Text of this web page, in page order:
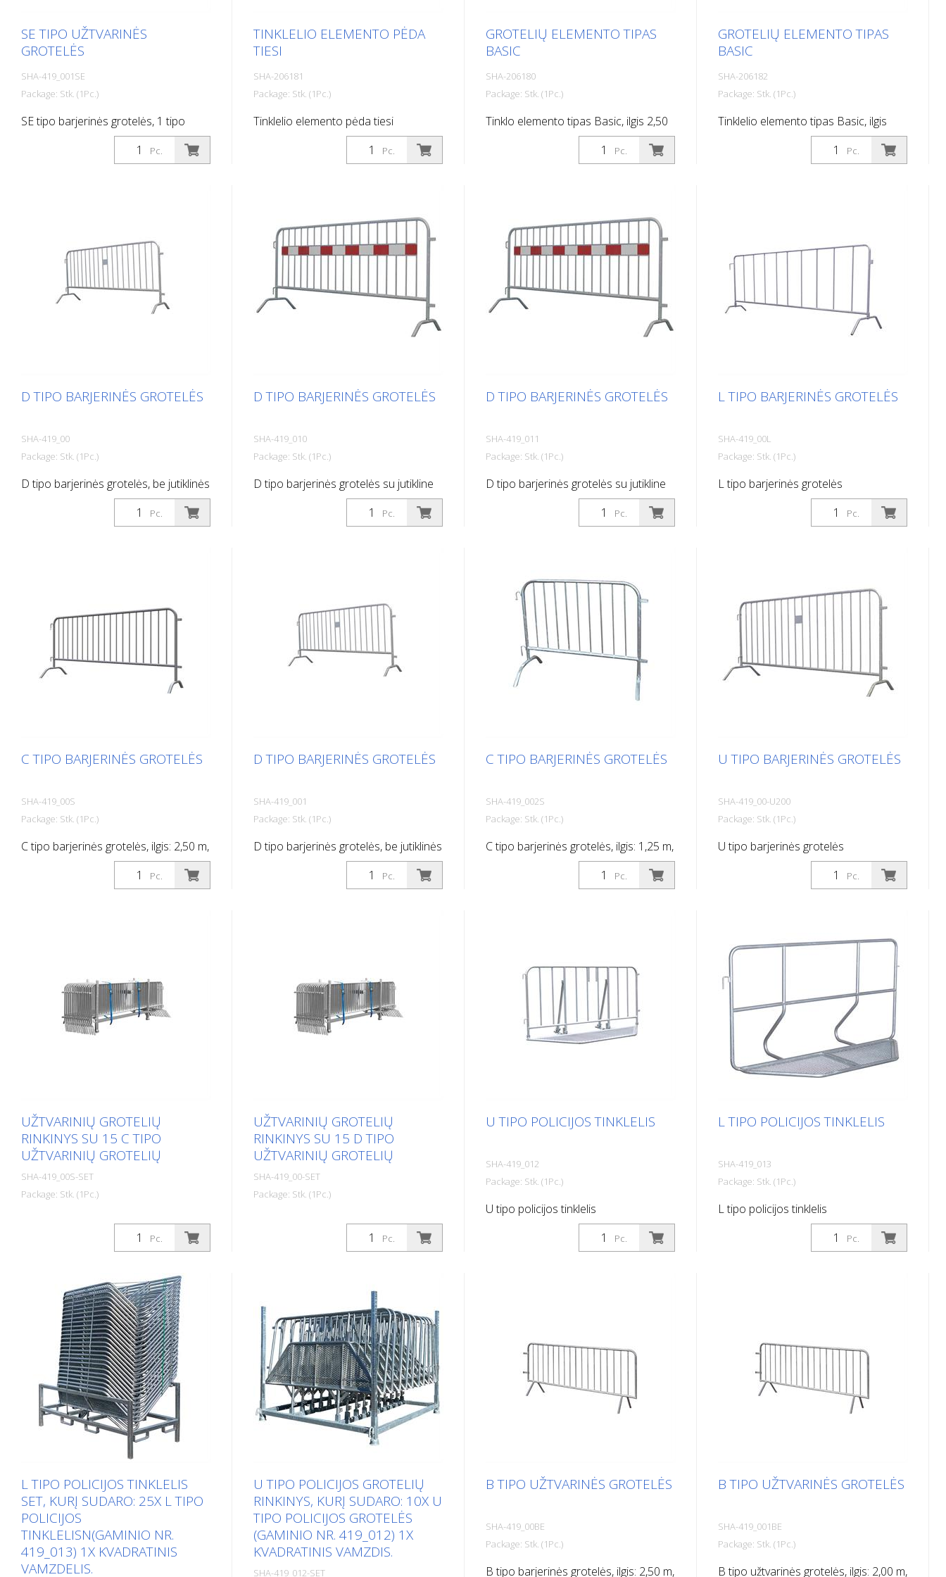
120 cm x 180 cm)
SE TIPO UŽTVARINĖS
GROTELĖS
SHA-419_001SE
Package: Stk. (1Pc.)
SE tipo barjerinės grotelės, 1 tipo
folija, ilgis: 2,00 m, 14 strypų, raudonos
Pc.
TINKLELIO ELEMENTO PĖDA
TIESI
SHA-206181
Package: Stk. (1Pc.)
Tinklelio elemento pėda tiesi
Pc.
GROTELIŲ ELEMENTO TIPAS
BASIC
SHA-206180
Package: Stk. (1Pc.)
Tinklo elemento tipas Basic, ilgis 2,50
Pc.
GROTELIŲ ELEMENTO TIPAS
BASIC
SHA-206182
Package: Stk. (1Pc.)
Tinklelio elemento tipas Basic, ilgis
Pc.
D TIPO BARJERINĖS GROTELĖS
SHA-419_00
Package: Stk. (1Pc.)
D tipo barjerinės grotelės, be jutiklinės
juostos, ilgis: 2,50 m, 18 juostų
Pc.
D TIPO BARJERINĖS GROTELĖS
SHA-419_010
Package: Stk. (1Pc.)
D tipo barjerinės grotelės su jutikline
juosta, ilgis: 2,50 m, 18 grotelių
Pc.
D TIPO BARJERINĖS GROTELĖS
SHA-419_011
Package: Stk. (1Pc.)
D tipo barjerinės grotelės su jutikline
juosta, ilgis: 2,00 m, 14 juostų
Pc.
L TIPO BARJERINĖS GROTELĖS
SHA-419_00L
Package: Stk. (1Pc.)
L tipo barjerinės grotelės
Pc.
C TIPO BARJERINĖS GROTELĖS
SHA-419_00S
Package: Stk. (1Pc.)
C tipo barjerinės grotelės, ilgis: 2,50 m,
Pc.
D TIPO BARJERINĖS GROTELĖS
SHA-419_001
Package: Stk. (1Pc.)
D tipo barjerinės grotelės, be jutiklinės
juostos, ilgis: 2,00 m, 14 juostų
Pc.
C TIPO BARJERINĖS GROTELĖS
SHA-419_002S
Package: Stk. (1Pc.)
C tipo barjerinės grotelės, ilgis: 1,25 m,
Pc.
U TIPO BARJERINĖS GROTELĖS
SHA-419_00-U200
Package: Stk. (1Pc.)
U tipo barjerinės grotelės
Pc.
UŽTVARINIŲ GROTELIŲ
RINKINYS SU 15 C TIPO
UŽTVARINIŲ GROTELIŲ
SHA-419_00S-SET
Package: Stk. (1Pc.)
Užtvarinių grotelių rinkinys su 15 C tipo
Pc.
UŽTVARINIŲ GROTELIŲ
RINKINYS SU 15 D TIPO
UŽTVARINIŲ GROTELIŲ
SHA-419_00-SET
Package: Stk. (1Pc.)
Užtvarinių grotelių rinkinys su 15 D
Pc.
U TIPO POLICIJOS TINKLELIS
SHA-419_012
Package: Stk. (1Pc.)
U tipo policijos tinklelis
Pc.
L TIPO POLICIJOS TINKLELIS
SHA-419_013
Package: Stk. (1Pc.)
L tipo policijos tinklelis
Pc.
L TIPO POLICIJOS TINKLELIS
SET, KURĮ SUDARO: 25X L TIPO
POLICIJOS
TINKLELISN(GAMINIO NR.
419_013) 1X KVADRATINIS
VAMZDELIS.
U TIPO POLICIJOS GROTELIŲ
RINKINYS, KURĮ SUDARO: 10X U
TIPO POLICIJOS GROTELĖS
(GAMINIO NR. 419_012) 1X
KVADRATINIS VAMZDIS.
SHA-419_012-SET
B TIPO UŽTVARINĖS GROTELĖS
SHA-419_00BE
Package: Stk. (1Pc.)
B tipo barjerinės grotelės, ilgis: 2,50 m,
B TIPO UŽTVARINĖS GROTELĖS
SHA-419_001BE
Package: Stk. (1Pc.)
B tipo užtvarinės grotelės, ilgis: 2,00 m,